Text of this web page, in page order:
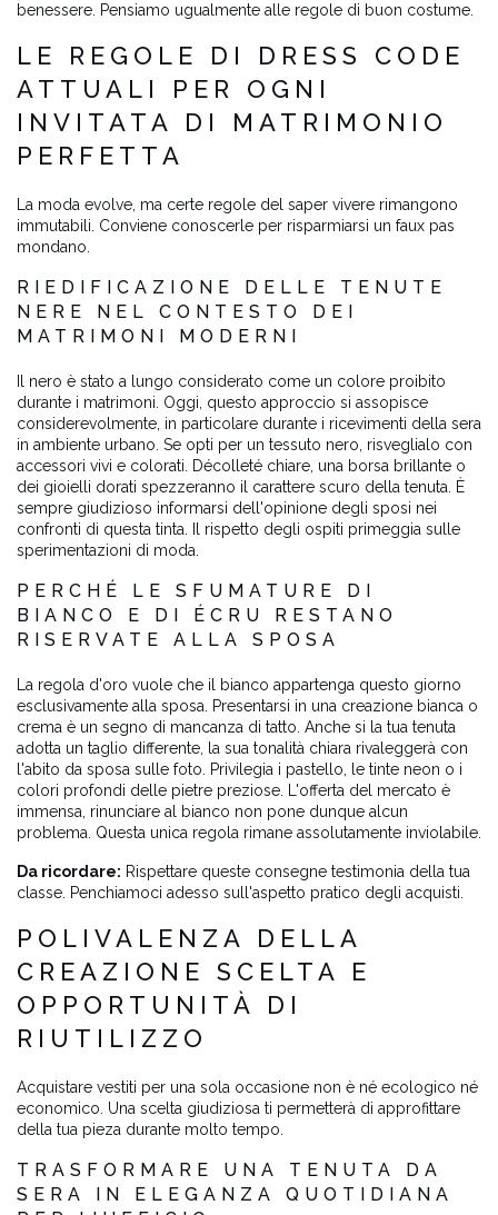
benessere. Pensiamo ugualmente alle regole di buon costume.
LE REGOLE DI DRESS CODE
ATTUALI PER OGNI
INVITATA DI MATRIMONIO
PERFETTA
La moda evolve, ma certe regole del saper vivere rimangono
immutabili. Conviene conoscerle per risparmiarsi un faux pas
mondano.
RIEDIFICAZIONE DELLE TENUTE
NERE NEL CONTESTO DEI
MATRIMONI MODERNI
Il nero è stato a lungo considerato come un colore proibito
durante i matrimoni. Oggi, questo approccio si assopisce
considerevolmente, in particolare durante i ricevimenti della sera
in ambiente urbano. Se opti per un tessuto nero, risveglialo con
accessori vivi e colorati. Décolleté chiare, una borsa brillante o
dei gioielli dorati spezzeranno il carattere scuro della tenuta. È
sempre giudizioso informarsi dell'opinione degli sposi nei
confronti di questa tinta. Il rispetto degli ospiti primeggia sulle
sperimentazioni di moda.
PERCHÉ LE SFUMATURE DI
BIANCO E DI ÉCRU RESTANO
RISERVATE ALLA SPOSA
La regola d'oro vuole che il bianco appartenga questo giorno
esclusivamente alla sposa. Presentarsi in una creazione bianca o
crema è un segno di mancanza di tatto. Anche si la tua tenuta
adotta un taglio differente, la sua tonalità chiara rivaleggerà con
l'abito da sposa sulle foto. Privilegia i pastello, le tinte neon o i
colori profondi delle pietre preziose. L'offerta del mercato è
immensa, rinunciare al bianco non pone dunque alcun
problema. Questa unica regola rimane assolutamente inviolabile.
Da ricordare: Rispettare queste consegne testimonia della tua
classe. Penchiamoci adesso sull'aspetto pratico degli acquisti.
POLIVALENZA DELLA
CREAZIONE SCELTA E
OPPORTUNITÀ DI
RIUTILIZZO
Acquistare vestiti per una sola occasione non è né ecologico né
economico. Una scelta giudiziosa ti permetterà di approfittare
della tua pieza durante molto tempo.
TRASFORMARE UNA TENUTA DA
SERA IN ELEGANZA QUOTIDIANA